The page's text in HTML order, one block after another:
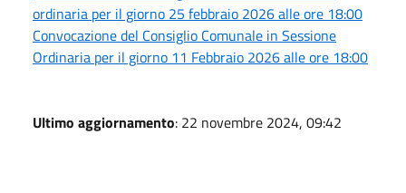
ordinaria per il giorno 25 febbraio 2026 alle ore 18:00
Convocazione del Consiglio Comunale in Sessione
Ordinaria per il giorno 11 Febbraio 2026 alle ore 18:00
Ultimo aggiornamento: 22 novembre 2024, 09:42